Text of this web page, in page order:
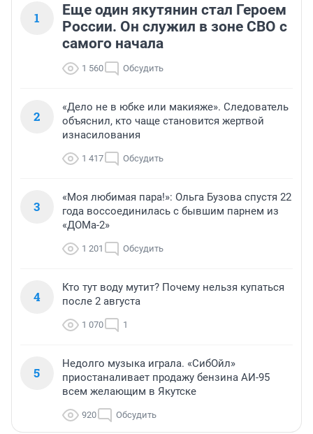
1
Еще один якутянин стал Героем
России. Он служил в зоне СВО с
самого начала
1 560 Обсудить
2
«Дело не в юбке или макияже». Следователь
объяснил, кто чаще становится жертвой
изнасилования
1 417 Обсудить
3
«Моя любимая пара!»: Ольга Бузова спустя 22
года воссоединилась с бывшим парнем из
«ДОМа-2»
1 201 Обсудить
4
Кто тут воду мутит? Почему нельзя купаться
после 2 августа
1 070 1
5
Недолго музыка играла. «СибОйл»
приостаналивает продажу бензина АИ-95
всем желающим в Якутске
920 Обсудить